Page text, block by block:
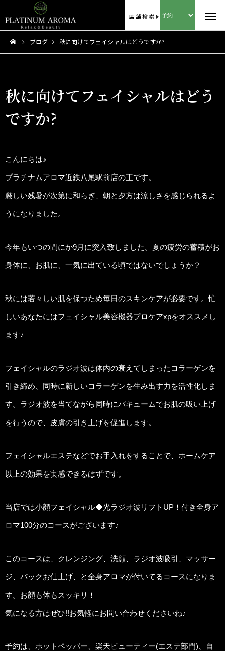
店舗検索
ブログ 秋に向けてフェイシャルはどうですか?
秋に向けてフェイシャルはどう
ですか?
こんにちは♪
プラチナムアロマ近鉄八尾駅前店の王です。
厳しい残暑が次第に和らぎ、朝と夕方は涼しさを感じられるよ
うになりました。
今年もいつの間にか9月に突入致しました。夏の疲労の蓄積がお
身体に、お肌に、一気に出ている頃ではないでしょうか？
秋には若々しい肌を保つため毎日のスキンケアが必要です。忙
しいあなたにはフェイシャル美容機器プロケアxpをオススメし
ます♪
フェイシャルのラジオ波は体内の衰えてしまったコラーゲンを
引き締め、同時に新しいコラーゲンを生み出す力を活性化しま
す。ラジオ波を当てながら同時にバキュームでお肌の吸い上げ
を行うので、皮膚の引き上げを促進します。
フェイシャルエステなどでお手入れをすることで、ホームケア
以上の効果を実感できるはずです。
当店では小顔フェイシャル◆光ラジオ波リフトUP！付き全身ア
ロマ100分のコースがございます♪
このコースは、クレンジング、洗顔、ラジオ波吸引、マッサー
ジ、パックお仕上げ、と全身アロマが付いてるコースになりま
す。お顔も体もスッキリ！
気になる方はぜひ!!お気軽にお問い合わせくださいね♪
予約は、ホットペッパー、楽天ビューティー(エステ部門)、自